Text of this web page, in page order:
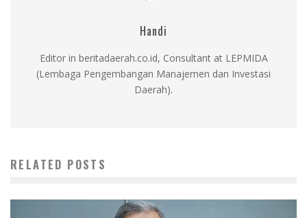
Handi
Editor in beritadaerah.co.id, Consultant at LEPMIDA
(Lembaga Pengembangan Manajemen dan Investasi
Daerah).
RELATED POSTS